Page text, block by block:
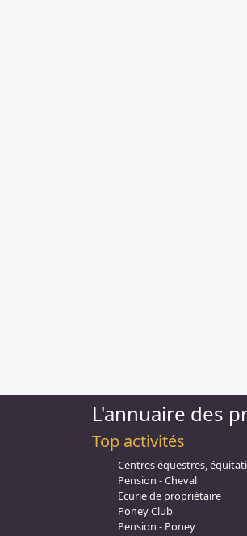
L'annuaire des
Top activités
Centres équestres,
Pension - Cheval
Ecurie de propriétaire
Poney Club
Pension - Poney